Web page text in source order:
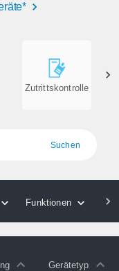
Zutrittskontrolle
Suchen
Funktionen
Gerätetyp